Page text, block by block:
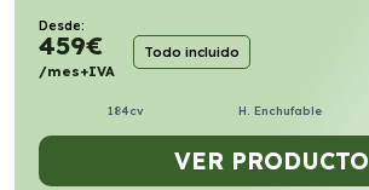
Desde:
459€
/mes+IVA
Todo incluido
184cv H. Enchufable
VER PRODUCTO